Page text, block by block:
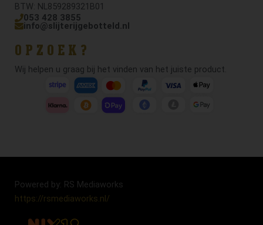
BTW: NL859289321B01
053 428 3855
info@slijterijgebotteld.nl
OPZOEK?
Wij helpen u graag bij het vinden van het juiste product.
Powered by: RS Mediaworks
https://rsmediaworks.nl/